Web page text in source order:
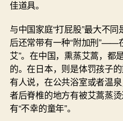
佳道具。
与中国家庭“打屁股”最大不同
后还常带有一种“附加刑”——
艾”。在中国，熏蒸艾蒿，都
的。在日本，则是体罚孩子
有人说，在公共浴室或者温
者后脊椎的地方有被艾蒿蒸
有“不幸的童年”。